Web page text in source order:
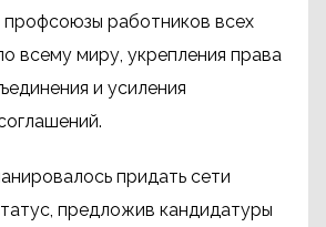
профсоюзы работников всех
всему миру, укрепления права
и усиления
придать сети
предложив кандидатуры